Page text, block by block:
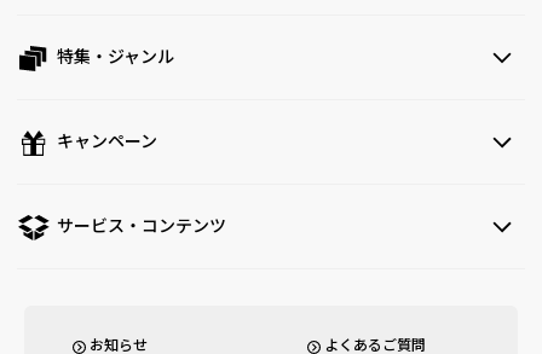
特集・ジャンル
キャンペーン
サービス・コンテンツ
お知らせ よくあるご質問